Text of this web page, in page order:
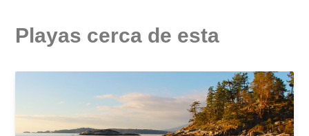
Playas cerca de esta